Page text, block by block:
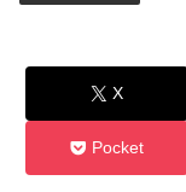
X
Pocket